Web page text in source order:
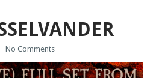
No Comments